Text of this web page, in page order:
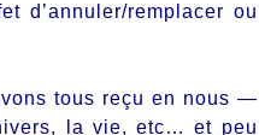
d’annuler/remplacer ou
tous reçu en nous —
la vie, etc… et peu